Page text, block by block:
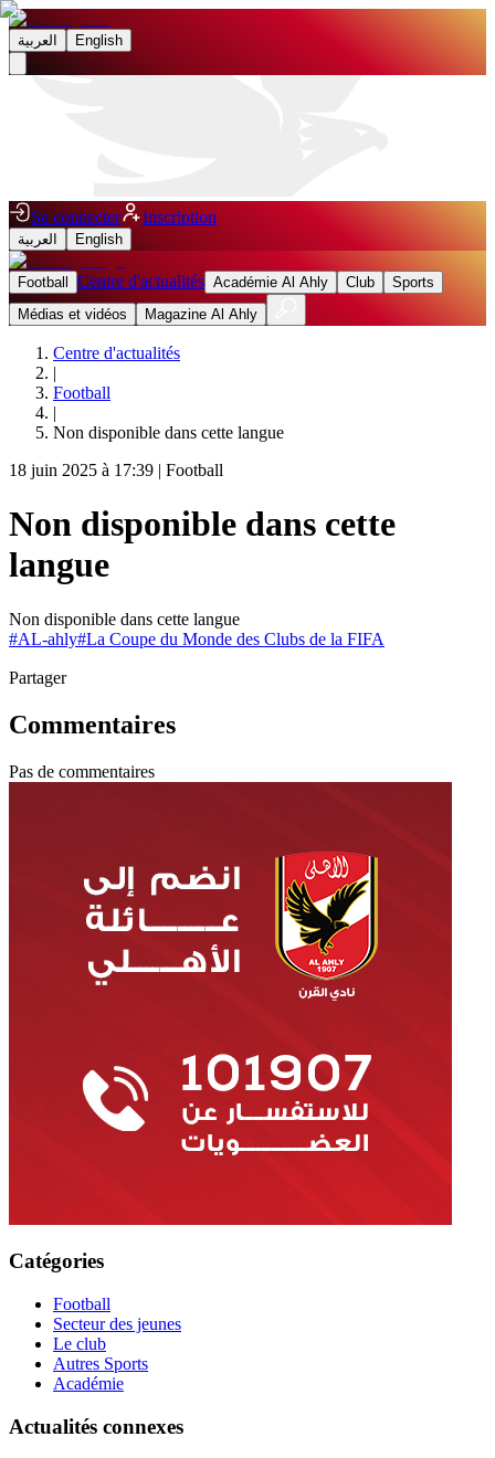
العربية English
Se connecter Inscription
العربية English
Football Centre d'actualités Académie Al Ahly Club
Sports
Médias et vidéos
Magazine Al Ahly
Centre d'actualités
|
Football
|
Non disponible dans cette langue
18 juin 2025 à 17:39 | Football
Non disponible dans cette
langue
Non disponible dans cette langue
#AL-ahly#La Coupe du Monde des Clubs de la FIFA
Partager
Commentaires
Pas de commentaires
Catégories
Football
Secteur des jeunes
Le club
Autres Sports
Académie
Actualités connexes